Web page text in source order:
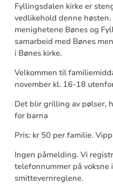
Fyllingsdalen kirke er
vedlikehold denne
menighetene Bønes og
samarbeid med Bønes
i Bønes kirke.
Velkommen til
november kl. 16-18
Det blir grilling av pølser,
for barna
Pris: kr 50 per familie.
Ingen påmelding. Vi
telefonnummer på voksne
smittevernreglene.